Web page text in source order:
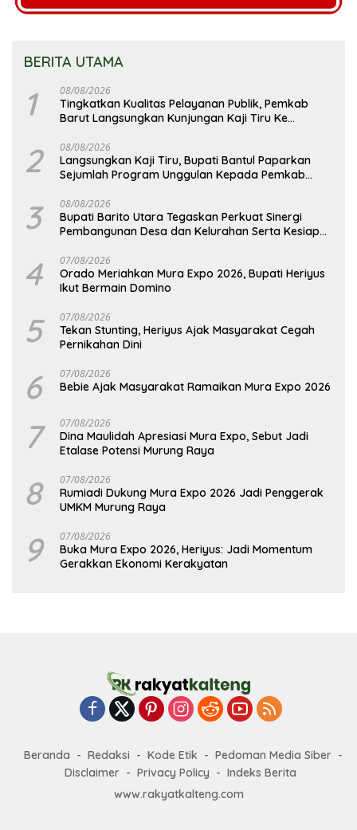
BERITA UTAMA
1 08/08/2026
Tingkatkan Kualitas Pelayanan Publik, Pemkab
Barut Langsungkan Kunjungan Kaji Tiru Ke
2 08/08/2026
Langsungkan Kaji Tiru, Bupati Bantul Paparkan
Sejumlah Program Unggulan Kepada Pemkab
3 08/08/2026
Bupati Barito Utara Tegaskan Perkuat Sinergi
Pembangunan Desa dan Kelurahan Serta Kesiapan
4 07/08/2026
Orado Meriahkan Mura Expo 2026, Bupati Heriyus
Ikut Bermain Domino
5 07/08/2026
Tekan Stunting, Heriyus Ajak Masyarakat Cegah
Pernikahan Dini
6 07/08/2026
Bebie Ajak Masyarakat Ramaikan Mura Expo 2026
7 07/08/2026
Dina Maulidah Apresiasi Mura Expo, Sebut Jadi
Etalase Potensi Murung Raya
8 07/08/2026
Rumiadi Dukung Mura Expo 2026 Jadi Penggerak
UMKM Murung Raya
9 07/08/2026
Buka Mura Expo 2026, Heriyus: Jadi Momentum
Gerakkan Ekonomi Kerakyatan
Beranda Redaksi Kode Etik
Pedoman Media Siber
Disclaimer
Privacy Policy
Indeks Berita
www.rakyatkalteng.com